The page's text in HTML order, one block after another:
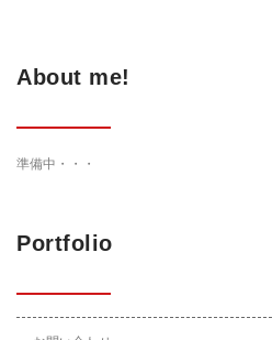
About me!
準備中・・・
Portfolio